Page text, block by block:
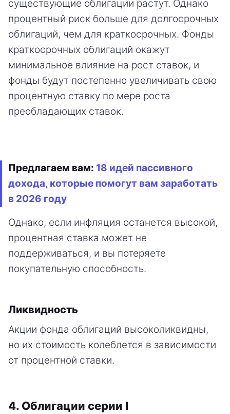
существующие облигации растут. Однако
процентный риск больше для долгосрочных
облигаций, чем для краткосрочных. Фонды
краткосрочных облигаций окажут
минимальное влияние на рост ставок, и
фонды будут постепенно увеличивать свою
процентную ставку по мере роста
преобладающих ставок.
Предлагаем вам: 18 идей пассивного
дохода, которые помогут вам заработать
в 2026 году
Однако, если инфляция останется высокой,
процентная ставка может не
поддерживаться, и вы потеряете
покупательную способность.
Ликвидность
Акции фонда облигаций высоколиквидны,
но их стоимость колеблется в зависимости
от процентной ставки.
4. Облигации серии I